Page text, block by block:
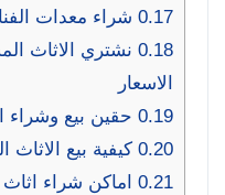
0.17 شراء معدات
0.18 نشتري الاثاث
الاسعار
0.19 حقين بيع
0.20 كيفية بيع
0.21 اماکن شراء